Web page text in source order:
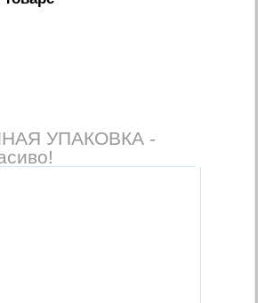
УПАКОВКА -